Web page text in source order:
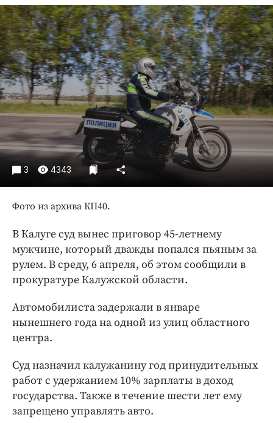
Культура
Недвижимость и ЖКХ
Образование
Общество
Погода
Праздники
Происшествия
Спорт
Экономика и бизнес
Блоги
Медиаперсона
Интересное чтиво
Клиника года
Работодатель года
3 4343
Фото из архива КП40.
В Калуге суд вынес приговор 45-летнему
мужчине, который дважды попался пьяным за
рулем. В среду, 6 апреля, об этом сообщили в
прокуратуре Калужской области.
Автомобилиста задержали в январе
нынешнего года на одной из улиц областного
центра.
Суд назначил калужанину год принудительных
работ с удержанием 10% зарплаты в доход
государства. Также в течение шести лет ему
запрещено управлять авто.